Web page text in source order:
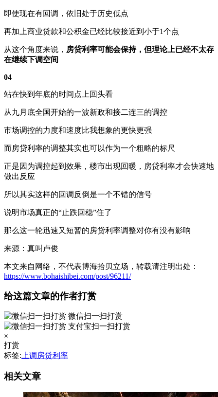
即使现在有回调，依旧处于历史低点
再加上商业贷款和公积金已经比较接近到小于1个点
从这个角度来说， 房贷利率可能会保持，但理论上已经不太存
在继续下调空间
04
站在快到年底的时间点上回头看
从九月底全国开始的一波新政和接二连三的调控
市场调控的力度和速度比我想象的更快更强
而房贷利率的调整其实也可以作为一个粗略的标尺
正是因为调控起到效果，楼市出现回暖，房贷利率才会快速地
做出反应
所以其实这样的回调反倒是一个不错的信号
说明市场真正的“止跌回稳”住了
那么这一轮迅速又短暂的房贷利率调整对你有没有影响
来源：真叫卢俊
本文来自网络，不代表博海拾贝立场，转载请注明出处：
https://www.bohaishibei.com/post/96211/
给这篇文章的作者打赏
微信扫一扫打赏
支付宝扫一扫打赏
×
打赏
标签: 上调房贷利率
相关文章